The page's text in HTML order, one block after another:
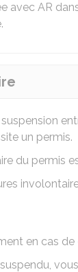
avec AR
un permis.
du permis
en cas de